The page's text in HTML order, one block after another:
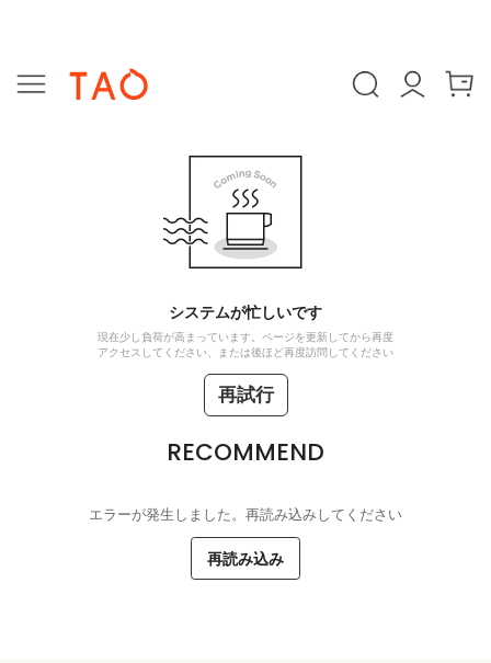
システムが忙しいです
現在少し負荷が高まっています。ページを更新してから再度
アクセスしてください、または後ほど再度訪問してください
再試行
RECOMMEND
エラーが発生しました。再読み込みしてください
再読み込み